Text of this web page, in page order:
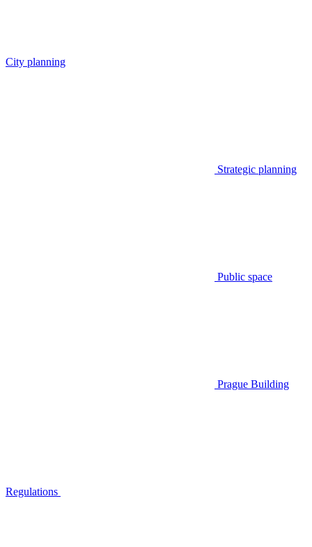
City planning
Strategic planning
Public space
Prague Building
Regulations